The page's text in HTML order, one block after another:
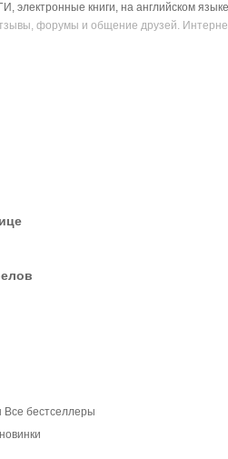
книги, на английском
форумы и общение друзей.
бестселлеры